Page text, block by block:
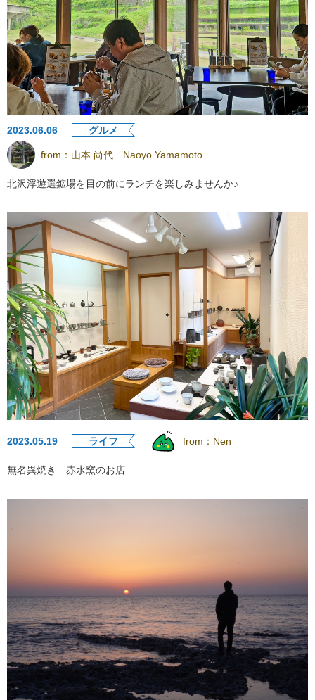
2023.06.06 グルメ
from： 山本 尚代 Naoyo Yamamoto
北沢浮遊選鉱場を目の前にランチを楽しみませんか♪
2023.05.19 ライフ from： Nen
無名異焼き 赤水窯のお店